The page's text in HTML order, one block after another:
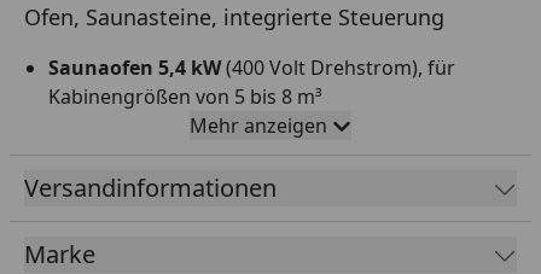
Ofen, Saunasteine, integrierte Steuerung
Saunaofen 5,4 kW(400 Volt Drehstrom), für
Kabinengrößen von 5 bis 8 m³
Für finnisches Saunieren
Doppelwandiger Mantel
Verzinkter (rostgeschützter) Steinkorb
Mehr anzeigen
Versandinformationen
Marke